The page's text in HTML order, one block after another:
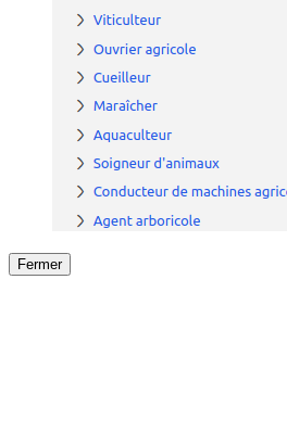
Fermer